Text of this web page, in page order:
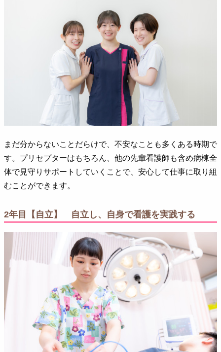
まだ分からないことだらけで、不安なことも多くある時期で
す。プリセプターはもちろん、他の先輩看護師も含め病棟全
体で見守りサポートしていくことで、安心して仕事に取り組
むことができます。
2年目【自立】 自立し、自身で看護を実践する